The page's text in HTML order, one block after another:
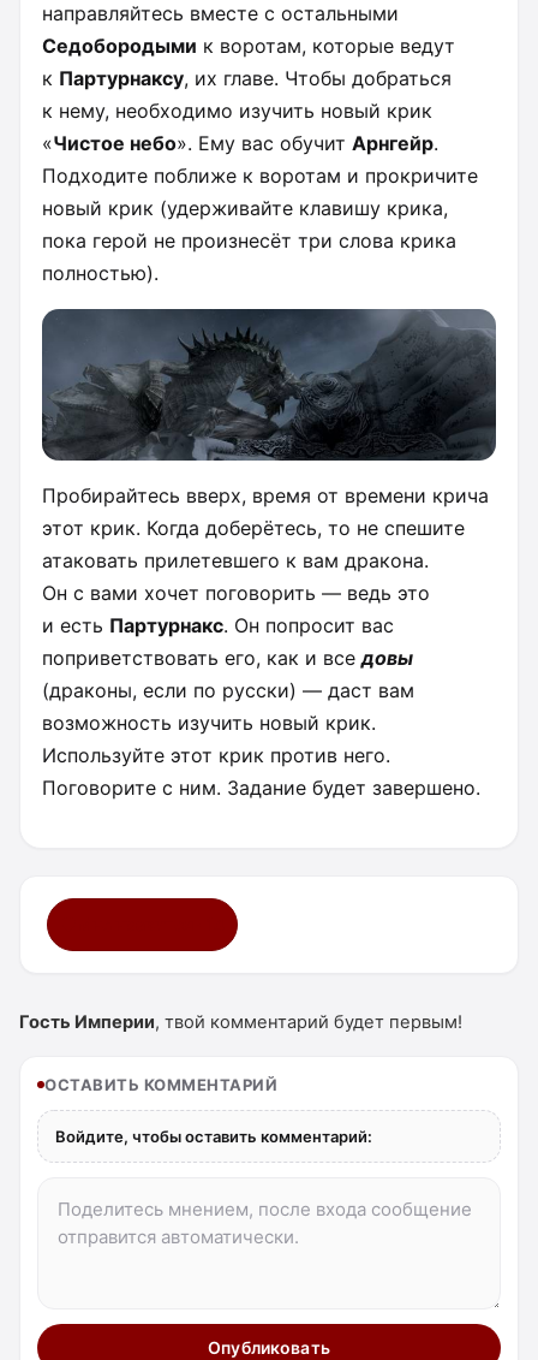
направляйтесь вместе с остальными
Седобородыми к воротам, которые ведут
к Партурнаксу, их главе. Чтобы добраться
к нему, необходимо изучить новый крик
«Чистое небо». Ему вас обучит Арнгейр.
Подходите поближе к воротам и прокричите
новый крик (удерживайте клавишу крика,
пока герой не произнесёт три слова крика
полностью).
Пробирайтесь вверх, время от времени крича
этот крик. Когда доберётесь, то не спешите
атаковать прилетевшего к вам дракона.
Он с вами хочет поговорить — ведь это
и есть Партурнакс. Он попросит вас
поприветствовать его, как и вседовы
(драконы, если по русски) — даст вам
возможность изучить новый крик.
Используйте этот крик против него.
Поговорите с ним. Задание будет завершено.
Гость Империи, твой комментарий будет первым!
ОСТАВИТЬ КОММЕНТАРИЙ
Войдите, чтобы оставить комментарий:
Опубликовать